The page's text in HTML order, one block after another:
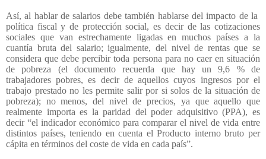
Así, al hablar de salarios debe también hablarse del impacto de la
política fiscal y de protección social, es decir de las cotizaciones
sociales que van estrechamente ligadas en muchos países a la
cuantía bruta del salario; igualmente, del nivel de rentas que se
considera que debe percibir toda persona para no caer en situación
de pobreza (el documento recuerda que hay un 9,6 % de
trabajadores pobres, es decir de aquellos cuyos ingresos por el
trabajo prestado no les permite salir por si solos de la situación de
pobreza); no menos, del nivel de precios, ya que aquello que
realmente importa es la paridad del poder adquisitivo (PPA), es
decir “el indicador económico para comparar el nivel de vida entre
distintos países, teniendo en cuenta el Producto interno bruto per
cápita en términos del coste de vida en cada país”.